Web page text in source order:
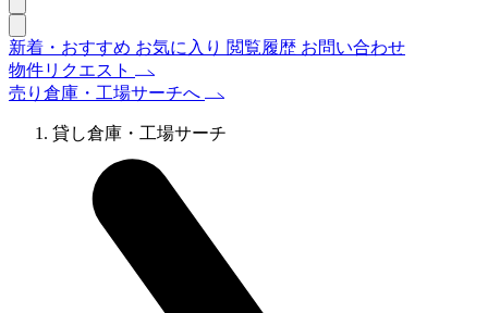
新着・おすすめ お気に入り 閲覧履歴 お問い合わせ
物件リクエスト
売り倉庫・工場サーチへ
貸し倉庫・工場サーチ